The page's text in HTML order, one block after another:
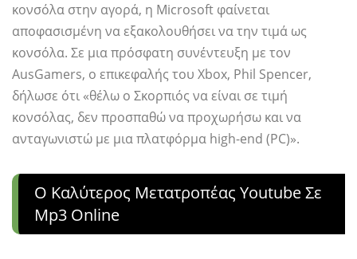
κονσόλα στην αγορά, η Microsoft φαίνεται
αποφασισμένη να εξακολουθήσει να την τιμά ως
κονσόλα. Σε μια πρόσφατη συνέντευξη με τον
AusGamers, ο επικεφαλής του Xbox, Phil Spencer,
δήλωσε ότι «θέλω ο Σκορπιός να είναι σε τιμή
κονσόλας, δεν προσπαθώ να προχωρήσω και να
ανταγωνιστώ με μια πλατφόρμα high-end (PC)».
Ο Καλύτερος Μετατροπέας Youtube Σε
Mp3 Online